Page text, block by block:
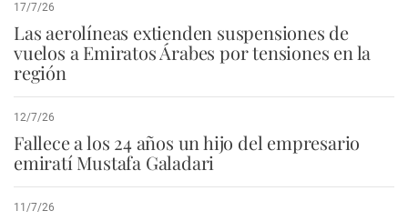
17/7/26
Las aerolíneas extienden suspensiones de
vuelos a Emiratos Árabes por tensiones en la
región
12/7/26
Fallece a los 24 años un hijo del empresario
emiratí Mustafa Galadari
11/7/26